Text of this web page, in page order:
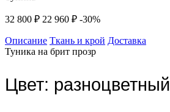
32 800 ₽ 22 960 ₽ -30%
Описание Ткань и крой Доставка
Туника на брит прозр
Цвет: разноцветный